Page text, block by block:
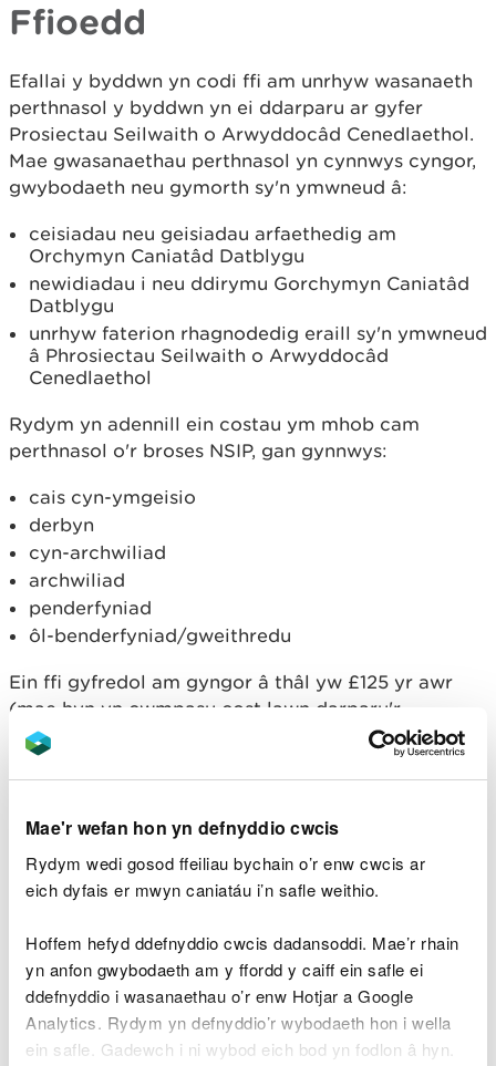
Mae'r wefan hon yn defnyddio cwcis
Rydym wedi gosod ffeiliau bychain o’r enw cwcis ar
eich dyfais er mwyn caniatáu i’n safle weithio.
Hoffem hefyd ddefnyddio cwcis dadansoddi. Mae’r rhain
yn anfon gwybodaeth am y ffordd y caiff ein safle ei
ddefnyddio i wasanaethau o’r enw Hotjar a Google
Analytics. Rydym yn defnyddio’r wybodaeth hon i wella
ein safle. Gadewch i ni wybod eich bod yn fodlon â hyn.
Ffioedd
Efallai y byddwn yn codi ffi am unrhyw wasanaeth
perthnasol y byddwn yn ei ddarparu ar gyfer
Prosiectau Seilwaith o Arwyddocâd Cenedlaethol.
Mae gwasanaethau perthnasol yn cynnwys cyngor,
gwybodaeth neu gymorth sy'n ymwneud â:
ceisiadau neu geisiadau arfaethedig am
Orchymyn Caniatâd Datblygu
newidiadau i neu ddirymu Gorchymyn Caniatâd
Datblygu
unrhyw faterion rhagnodedig eraill sy'n ymwneud
â Phrosiectau Seilwaith o Arwyddocâd
Cenedlaethol
Rydym yn adennill ein costau ym mhob cam
perthnasol o'r broses NSIP, gan gynnwys:
cais cyn-ymgeisio
derbyn
cyn-archwiliad
archwiliad
penderfyniad
ôl-benderfyniad/gweithredu
Ein ffi gyfredol am gyngor â thâl yw £125 yr awr
(mae hyn yn cwmpasu cost lawn darparu'r
gwasanaeth).
Efallai y byddwn hefyd yn adennill costau rhesymol
ymweliadau safle
ffioedd proffesiynol ar gyfer gwasanaethau
technegol neu gyfreithiol
presenoldeb mewn gwrandawiadau (gan
gynnwys cynrychiolaeth gyfreithiol os oes
angen)
Gellir codi TAW ar rai gwasanaethau, yn enwedig
lle maent yn ddewisol a heb fod wedi'u hategu gan